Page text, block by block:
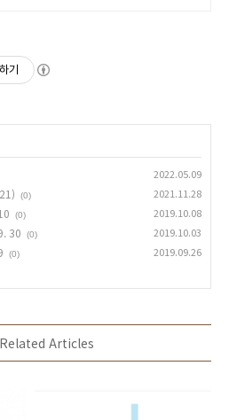
기
2022.05.09
(0) 2021.11.28
(0) 2019.10.08
30 (0) 2019.10.03
(0) 2019.09.26
Related Articles